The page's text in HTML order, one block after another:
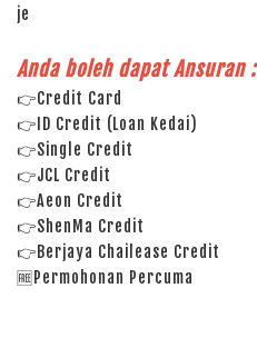
je
Anda boleh dapat Ansuran :
👉Credit Card
👉ID Credit (Loan Kedai)
👉Single Credit
👉JCL Credit
👉Aeon Credit
👉ShenMa Credit
👉Berjaya Chailease Credit
🆓Permohonan Percuma